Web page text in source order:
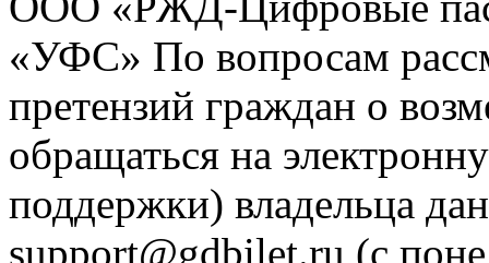
«УФС» По вопросам
претензий граждан о
обращаться на
поддержки) владельца
support@gdbilet.ru (с